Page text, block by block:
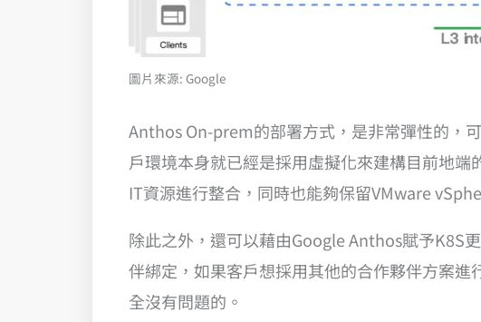
圖片來源: Google
Anthos On-prem的部署方式，是非常彈性的，
戶環境本身就已經是採用虛擬化來建構目前地
IT資源進行整合，同時也能夠保留VMware
除此之外，還可以藉由Google Anthos賦予K8S
伴綁定，如果客戶想採用其他的合作夥伴方案
全沒有問題的。